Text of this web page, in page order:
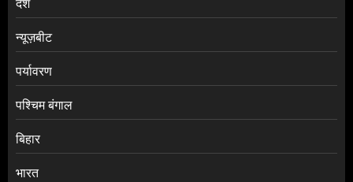
न्यूज़बीट
पर्यावरण
पश्चिम बंगाल
बिहार
भारत